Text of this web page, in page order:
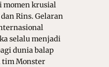
momen krusial
Rins. Gelaran
selalu menjadi
dunia balap
tim Monster